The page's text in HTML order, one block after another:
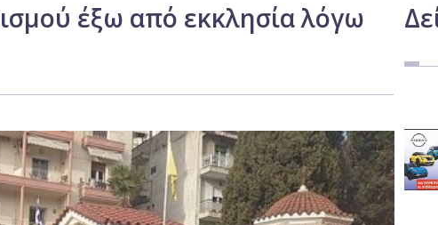
έξω από εκκλησία λόγω